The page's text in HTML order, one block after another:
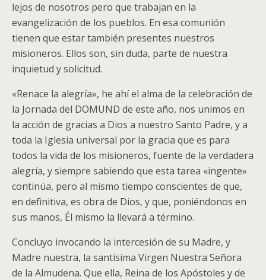
lejos de nosotros pero que trabajan en la
evangelización de los pueblos. En esa comunión
tienen que estar también presentes nuestros
misioneros. Ellos son, sin duda, parte de nuestra
inquietud y solicitud.
«Renace la alegría», he ahí el alma de la celebración de
la Jornada del DOMUND de este año, nos unimos en
la acción de gracias a Dios a nuestro Santo Padre, y a
toda la Iglesia universal por la gracia que es para
todos la vida de los misioneros, fuente de la verdadera
alegría, y siempre sabiendo que esta tarea «ingente»
continúa, pero al mismo tiempo conscientes de que,
en definitiva, es obra de Dios, y que, poniéndonos en
sus manos, Él mismo la llevará a término.
Concluyo invocando la intercesión de su Madre, y
Madre nuestra, la santísima Virgen Nuestra Señora
de la Almudena. Que ella, Reina de los Apóstoles y de